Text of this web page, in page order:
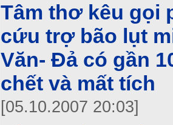
Tâm thơ kêu gọi
cứu trợ bão lụt
Văn- Đả có gần
chết và mất tích
[05.10.2007 20:03]